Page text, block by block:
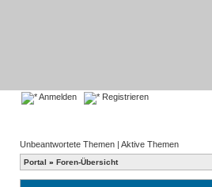
Anmelden Registrieren
Unbeantwortete Themen | Aktive Themen
Portal » Foren-Übersicht